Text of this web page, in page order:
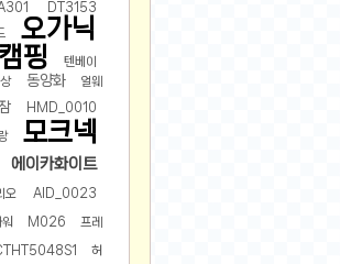
DT3153
오가닉
캠핑 텐베이
동양화
얼웨
HMD_0010
모크넥
에이카화이트
오 AID_0023
M026 프레
허